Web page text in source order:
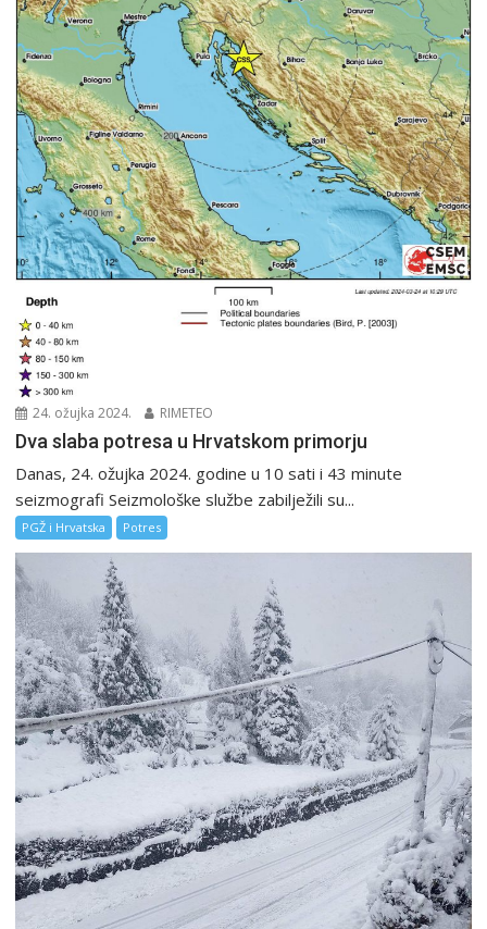
24. ožujka 2024. RIMETEO
Dva slaba potresa u Hrvatskom primorju
Danas, 24. ožujka 2024. godine u 10 sati i 43 minute
seizmografi Seizmološke službe zabilježili su...
PGŽ i Hrvatska Potres